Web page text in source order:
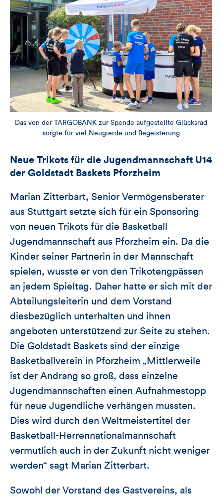
Das von der TARGOBANK zur Spende aufgestellte Glücksrad
sorgte für viel Neugierde und Begeisterung
Neue Trikots für die Jugendmannschaft U14
der Goldstadt Baskets Pforzheim
Marian Zitterbart, Senior Vermögensberater
aus Stuttgart setzte sich für ein Sponsoring
von neuen Trikots für die Basketball
Jugendmannschaft aus Pforzheim ein. Da die
Kinder seiner Partnerin in der Mannschaft
spielen, wusste er von den Trikotengpässen
an jedem Spieltag. Daher hatte er sich mit der
Abteilungsleiterin und dem Vorstand
diesbezüglich unterhalten und ihnen
angeboten unterstützend zur Seite zu stehen.
Die Goldstadt Baskets sind der einzige
Basketballverein in Pforzheim „Mittlerweile
ist der Andrang so groß, dass einzelne
Jugendmannschaften einen Aufnahmestopp
für neue Jugendliche verhängen mussten.
Dies wird durch den Weltmeistertitel der
Basketball-Herrennationalmannschaft
vermutlich auch in der Zukunft nicht weniger
werden“ sagt Marian Zitterbart.
Sowohl der Vorstand des Gastvereins, als